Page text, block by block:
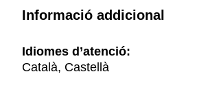
Informació addicional
Idiomes d’atenció:
Català, Castellà